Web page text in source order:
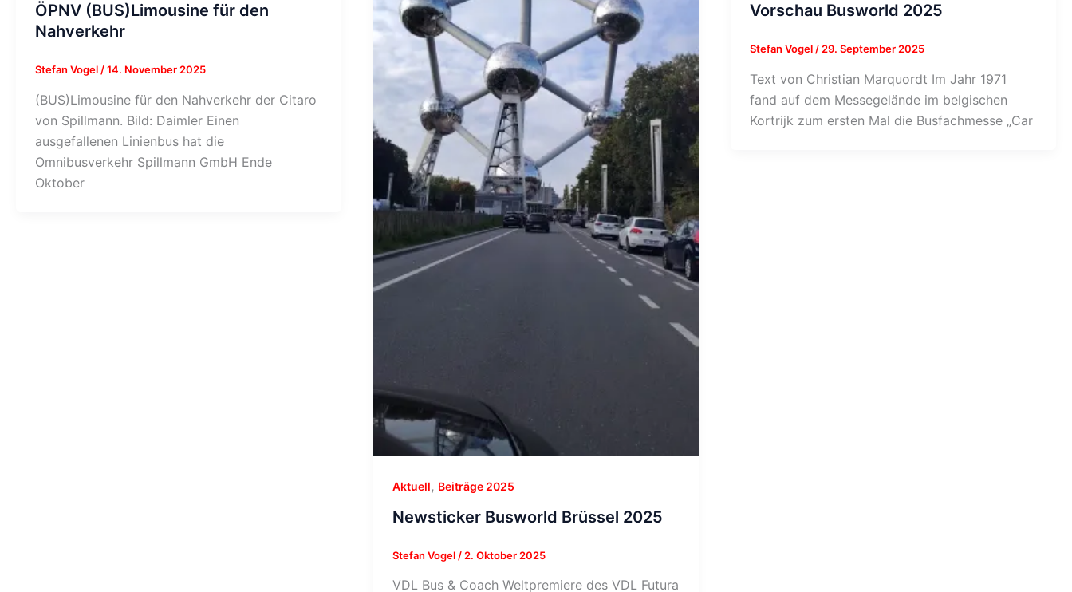
ÖPNV (BUS)Limousine für den
Nahverkehr
Stefan Vogel /14. November 2025
(BUS)Limousine für den Nahverkehr der Citaro
von Spillmann. Bild: Daimler Einen
ausgefallenen Linienbus hat die
Omnibusverkehr Spillmann GmbH Ende
Oktober
Aktuell, Beiträge 2025
Newsticker Busworld Brüssel 2025
Stefan Vogel / 2. Oktober 2025
VDL Bus & Coach Weltpremiere des VDL Futura
Vorschau Busworld 2025
Stefan Vogel / 29. September 2025
Text von Christian Marquordt Im Jahr 1971
fand auf dem Messegelände im belgischen
Kortrijk zum ersten Mal die Busfachmesse „Car